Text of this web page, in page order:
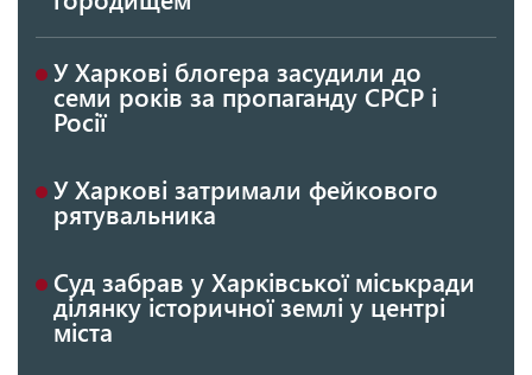
У Харкові блогера засудили до
семи років за пропаганду СРСР і
Росії
У Харкові затримали фейкового
рятувальника
Суд забрав у Харківської міськради
ділянку історичної землі у центрі
міста